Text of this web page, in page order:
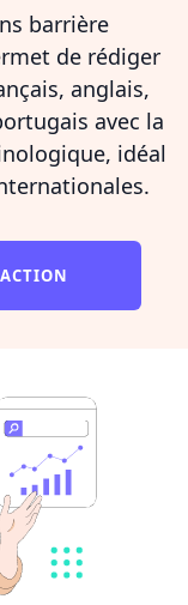
barrière
de rédiger
anglais,
avec la
idéal